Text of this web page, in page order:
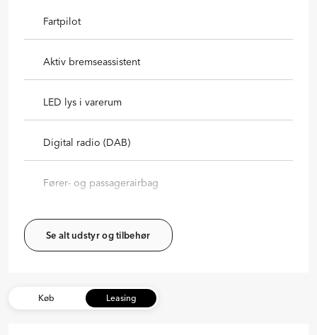
Fartpilot
Aktiv bremseassistent
LED lys i varerum
Digital radio (DAB)
Fører- og passagerairbag
Se alt udstyr og tilbehør
Køb Leasing